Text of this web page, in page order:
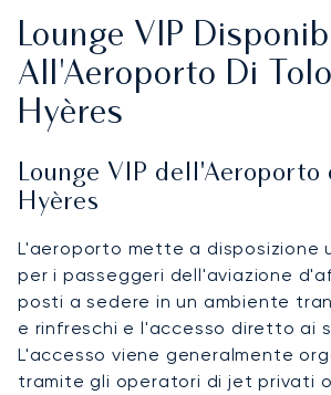
Lounge VIP
All'Aeroporto Di
Hyères
Lounge VIP dell'Aeroporto
Hyères
L'aeroporto mette a disposizione
per i passeggeri dell'aviazione
posti a sedere in un ambiente
e rinfreschi e l'accesso diretto ai
L'accesso viene generalmente
tramite gli operatori di jet privati